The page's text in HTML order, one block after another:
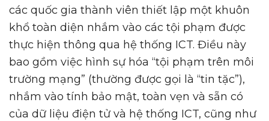
các quốc gia thành viên thiết lập một khuôn
khổ toàn diện nhắm vào các tội phạm được
thực hiện thông qua hệ thống ICT. Điều này
bao gồm việc hình sự hóa “tội phạm trên môi
trường mạng” (thường được gọi là “tin tặc”),
nhắm vào tính bảo mật, toàn vẹn và sẵn có
của dữ liệu điện tử và hệ thống ICT, cũng như